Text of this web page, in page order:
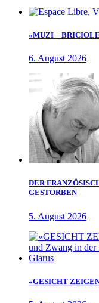
«MUZI –
6. August 2026
DER
GESTORBEN
5. August 2026
«GESICHT